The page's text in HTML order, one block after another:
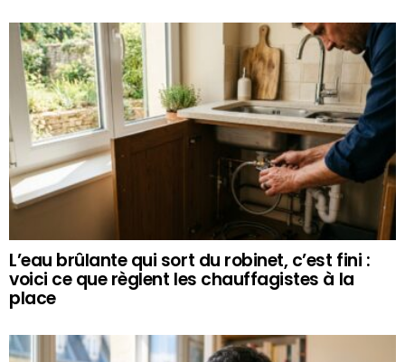
L’eau brûlante qui sort du robinet, c’est fini :
voici ce que règlent les chauffagistes à la
place